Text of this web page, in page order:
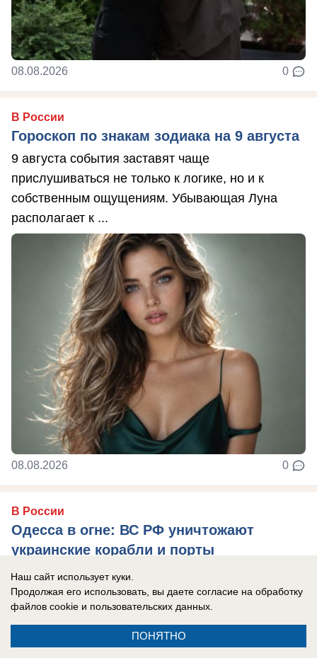
08.08.2026 0
В России
Гороскоп по знакам зодиака на 9 августа
9 августа события заставят чаще
прислушиваться не только к логике, но и к
собственным ощущениям. Убывающая Луна
располагает к ...
08.08.2026 0
В России
Одесса в огне: ВС РФ уничтожают
украинские корабли и порты
Армия России продолжает наносить системные
удары по портам Одессы.
Наш сайт использует куки.
Продолжая его использовать, вы даете согласие на обработку
файлов cookie и пользовательских данных.
ПОНЯТНО